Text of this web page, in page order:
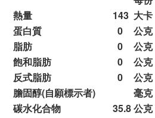
熱量
143 大卡
蛋白質
0 公克
脂肪
0 公克
飽和脂肪
0 公克
反式脂肪
0 公克
膽固醇(自願標示者)
毫克
碳水化合物
35.8公克